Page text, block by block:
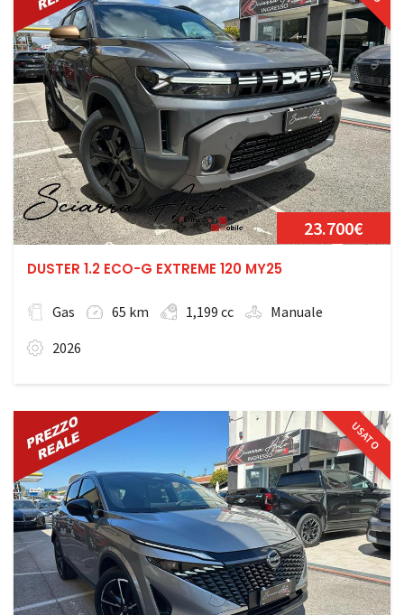
23.700€
DUSTER 1.2 ECO-G EXTREME 120 MY25
Gas 65 km 1,199 cc
Manuale
2026
USATO